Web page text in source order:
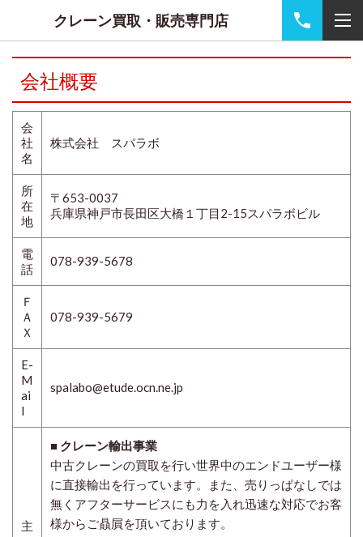
クレーン買取・販売専門店
会社概要
会
社
名
株式会社 スパラボ
所
在
地
〒653-0037
兵庫県神戸市長田区大橋１丁目2-15スパラボビル
電
話
078-939-5678
Ｆ
Ａ
Ｘ
078-939-5679
E-
M
ai
l
spalabo@etude.ocn.ne.jp
主
■ クレーン輸出事業
中古クレーンの買取を行い世界中のエンドユーザー様
に直接輸出を行っています。また、売りっぱなしでは
無くアフターサービスにも力を入れ迅速な対応でお客
様からご贔屓を頂いております。